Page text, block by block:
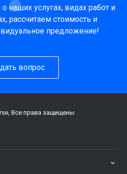
наших услугах, видах работ и
рассчитаем стоимость и
предложение!
вопрос
Все права защищены